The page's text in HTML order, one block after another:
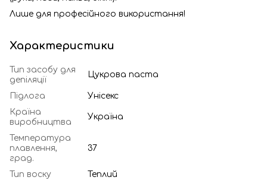
Лише для професійного використання!
Характеристики
Тип засобу для
депіляції
Цукрова паста
Підлога
Унісекс
Країна
виробництва
Україна
Температура
плавлення,
град.
37
Тип воску
Теплий